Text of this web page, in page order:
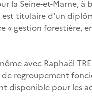
Seine-et-Marne, à
est titulaire d'un
« gestion forestière,
avec Raphaël
regroupement
disponible pour les